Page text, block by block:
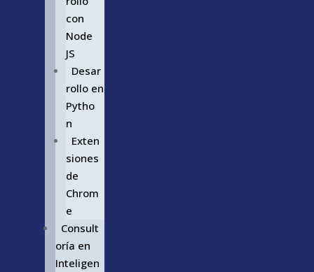
con
Node
JS
Desar
rollo en
Pytho
n
Exten
siones
de
Chrom
e
Consult
oría en
Inteligen